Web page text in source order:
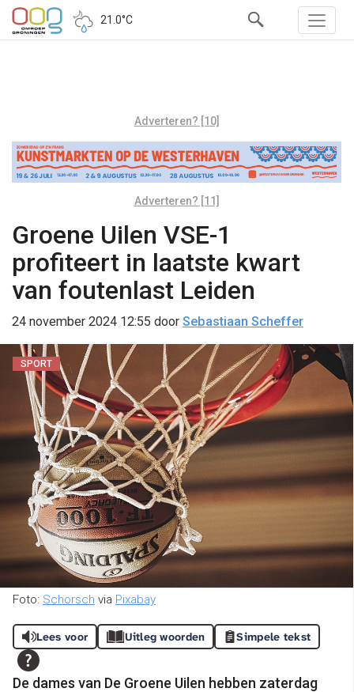
21.0°C
Adverteren? [10]
Adverteren? [11]
Groene Uilen VSE-1
profiteert in laatste kwart
van foutenlast Leiden
24 november 2024 12:55 door Sebastiaan Scheffer
SPORT
Foto: Schorsch via Pixabay
Lees voor Uitleg woorden Simpele tekst
De dames van De Groene Uilen hebben zaterdag